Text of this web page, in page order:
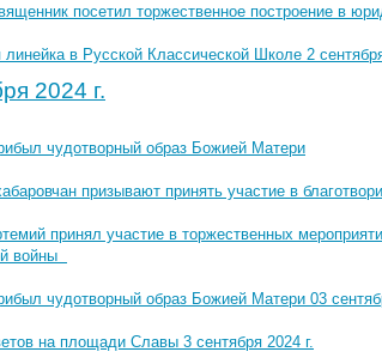
посетил торжественное построение в
линейка в Русской Классической Школе 2
2024 г.
чудотворный образ Божией Матери
призывают принять участие в
принял участие в торжественных
войны
чудотворный образ Божией Матери 03
на площади Славы 3 сентября 2024 г.